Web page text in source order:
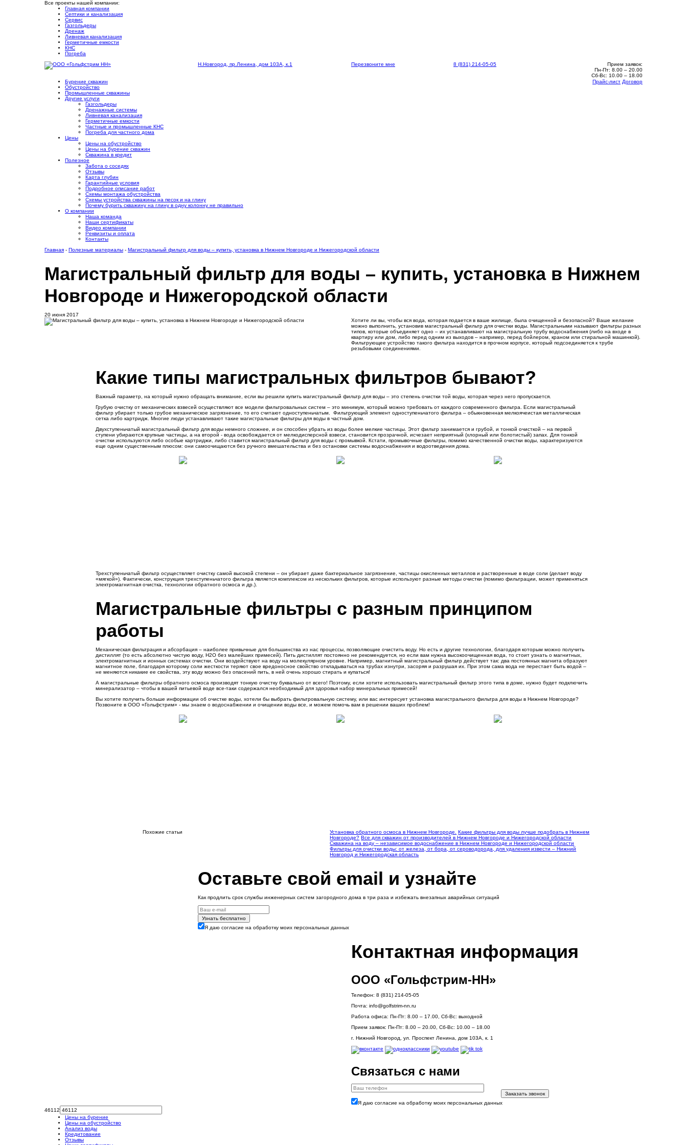
Все проекты нашей компании:
Главная компании
Септики и канализация
Сервис
Газгольдеры
Дренаж
Ливневая канализация
Герметичные емкости
КНС
Погреба
Н.Новгород, пр.Ленина, дом 103А, к.1
Перезвоните мне 8 (831) 214-05-05
Прием заявок:
Пн-Пт: 8.00 – 20.00
Сб-Вс: 10.00 – 18.00
Бурение скважин
Обустройство
Промышленные скважины
Другие услуги
Газгольдеры
Дренажные системы
Ливневая канализация
Герметичные емкости
Частные и промышленные КНС
Погреба для частного дома
Цены
Цены на обустройство
Цены на бурение скважин
Скважина в кредит
Полезное
Забота о соседях
Отзывы
Карта глубин
Гарантийные условия
Подробное описание работ
Cхемы монтажа обустройства
Схемы устройства скважины на песок и на глину
Почему бурить скважину на глину в одну колонну не правильно
О компании
Наша команда
Наши сертификаты
Видео компании
Реквизиты и оплата
Контакты
Прайс-лист Договор
Главная - Полезные материалы - Магистральный фильтр для воды – купить, установка в Нижнем Новгороде и Нижегородской области
Магистральный фильтр для воды – купить, установка в Нижнем
Новгороде и Нижегородской области
20 июня 2017
Хотите ли вы, чтобы вся вода, которая подается в ваше жилище, была очищенной и безопасной? Ваше желание
можно выполнить, установив магистральный фильтр для очистки воды. Магистральными называют фильтры разных
типов, которые объединяет одно – их устанавливают на магистральную трубу водоснабжения (либо на входе в
квартиру или дом, либо перед одним из выходов – например, перед бойлером, краном или стиральной машинкой).
Фильтрующее устройство такого фильтра находится в прочном корпусе, который подсоединяется к трубе
резьбовыми соединениями.
Какие типы магистральных фильтров бывают?
Важный параметр, на который нужно обращать внимание, если вы решили купить магистральный фильтр для воды – это степень очистки той воды, которая через него пропускается.
Грубую очистку от механических взвесей осуществляют все модели фильтровальных систем – это минимум, который можно требовать от каждого современного фильтра. Если магистральный
фильтр убирает только грубое механическое загрязнение, то его считают одноступеньчатым. Фильтрующий элемент одноступеньчатого фильтра – обыкновенная мелкоячеистая металлическая
сетка либо картридж. Многие люди устанавливают такие магистральные фильтры для воды в частный дом.
Двухступеньчатый магистральный фильтр для воды немного сложнее, и он способен убрать из воды более мелкие частицы. Этот фильтр занимается и грубой, и тонкой очисткой – на первой
ступени убираются крупные частицы, а на второй - вода освобождается от мелкодисперсной взвеси, становится прозрачной, исчезает неприятный (хлорный или болотистый) запах. Для тонкой
очистки используются либо особые картриджи, либо ставится магистральный фильтр для воды с промывкой. Кстати, промывочные фильтры, помимо качественной очистки воды, характеризуются
еще одним существенным плюсом: они самоочищаются без ручного вмешательства и без остановки системы водоснабжения и водоотведения дома.
Трехступеньчатый фильтр осуществляет очистку самой высокой степени – он убирает даже бактериальное загрязнение, частицы окисленных металлов и растворенные в воде соли (делает воду
«мягкой»). Фактически, конструкция трехступеньчатого фильтра является комплексом из нескольких фильтров, которые используют разные методы очистки (помимо фильтрации, может применяться
электромагнитная очистка, технологии обратного осмоса и др.).
Магистральные фильтры с разным принципом
работы
Механическая фильтрация и абсорбация – наиболее привычные для большинства из нас процессы, позволяющие очистить воду. Но есть и другие технологии, благодаря которым можно получить
дистиллят (то есть абсолютно чистую воду, Н2О без малейших примесей). Пить дистиллят постоянно не рекомендуется, но если вам нужна высокоочищенная вода, то стоит узнать о магнитных,
электромагнитных и ионных системах очистки. Они воздействуют на воду на молекулярном уровне. Например, магнитный магистральный фильтр действует так: два постоянных магнита образуют
магнитное поле, благодаря которому соли жесткости теряют свое вредоносное свойство откладываться на трубах изнутри, засоряя и разрушая их. При этом сама вода не перестает быть водой –
не меняются никакие ее свойства, эту воду можно без опасений пить, в ней очень хорошо стирать и купаться!
А магистральные фильтры обратного осмоса производят тонкую очистку буквально от всего! Поэтому, если хотите использовать магистральный фильтр этого типа в доме, нужно будет подключить
минерализатор – чтобы в вашей питьевой воде все-таки содержался необходимый для здоровья набор минеральных примесей!
Вы хотите получить больше информации об очистке воды, хотели бы выбрать фильтровальную систему, или вас интересует установка магистрального фильтра для воды в Нижнем Новгороде?
Позвоните в ООО «Гольфстрим» - мы знаем о водоснабжении и очищении воды все, и можем помочь вам в решении ваших проблем!
Похожие статьи Установка обратного осмоса в Нижнем Новгороде.
Какие фильтры для воды лучше подобрать в Нижнем
Новгороде? Все для скважин от производителей в Нижнем Новгороде и Нижегородской области
Скважина на воду – независимое водоснабжение в Нижнем Новгороде и Нижегородской области
Фильтры для очистки воды: от железа, от бора, от сероводорода, для удаления извести – Нижний
Новгород и Нижегородская область
Оставьте свой email и узнайте
Как продлить срок службы инженерных систем загородного дома в три раза и избежать внезапных аварийных ситуаций
Узнать бесплатно
Я даю согласие на обработку моих персональных данных
Контактная информация
ООО «Гольфстрим-НН»
Телефон: 8 (831) 214-05-05
Почта: info@golfstrim-nn.ru
Работа офиса: Пн-Пт: 8.00 – 17.00, Сб-Вс: выходной
Прием заявок: Пн-Пт: 8.00 – 20.00, Сб-Вс: 10.00 – 18.00
г. Нижний Новгород, ул. Проспект Ленина, дом 103А, к. 1
Связаться с нами
Заказать звонок
Я даю согласие на обработку моих персональных данных
46112
Цены на бурение
Цены на обустройство
Анализ воды
Кредитование
Отзывы